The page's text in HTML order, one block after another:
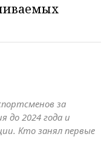
за
до 2024 года и
Кто занял первые